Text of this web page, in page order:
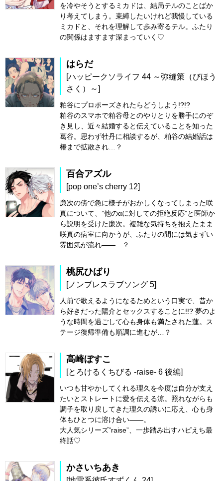
を冷やそうとするミカドは、結局テルのことばか
り考えてしまう。束縛したいけれど我慢している
ミカドと、それを理解して歩み寄るテル。ふたり
の関係はますます深まっていく♡
はらだ
[ハッピークソライフ 44 ～弥縫策（びほう
さく）～]
粕谷にプロポーズされたらどうしよう!?!?
粕谷のスマホで粕谷母とのやりとりを勝手にのぞ
き見し、近々結婚すると伝えていることを知った
葛谷。思わず牡丹に相談するが、粕谷の結婚話は
椿まで拡散され…？
百合アズル
[pop one’s cherry 12]
廉次の傍で急に様子がおかしくなってしまった咲
真について、”他のαに対しての拒絶反応”と医師か
ら説明を受けた廉次。複雑な気持ちを抱えたまま
咲真の病室に向かうが、ふたりの間には気まずい
雰囲気が流れ――…？
桃尻ひばり
[ノンブレスラブソング 5]
人前で歌えるようになるためという口実で、昔か
ら好きだった陽介とセックスすることに!!? 夢のよ
うな時間を過ごして心も身体も満たされた蓮。ス
テージ復帰準備も順調に進むが…？
高崎ぼすこ
[とろけるくちびる -raise- 6 後編]
いつも甘やかしてくれる理久を今度は自分が支え
たいとストレートに愛を伝える涼。照れながらも
調子を取り戻してきた理久の誘いに応え、心も身
体もひとつに溶け合い――。
大人気シリーズ”raise”、一歩踏み出すハピえち最
終話♡
かさいちあき